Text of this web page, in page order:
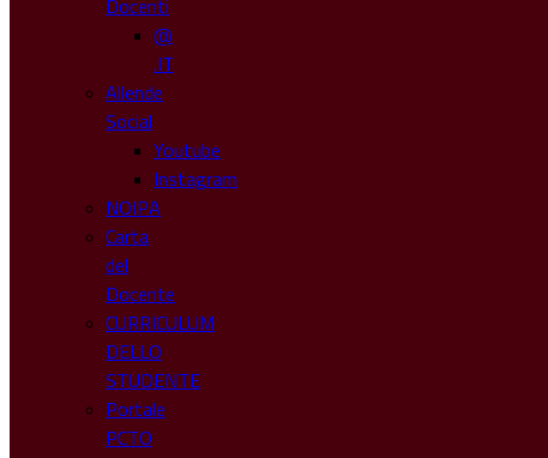
Docenti
@
.IT
Allende
Social
Youtube
Instagram
NOIPA
Carta
del
Docente
CURRICULUM
DELLO
STUDENTE
Portale
PCTO